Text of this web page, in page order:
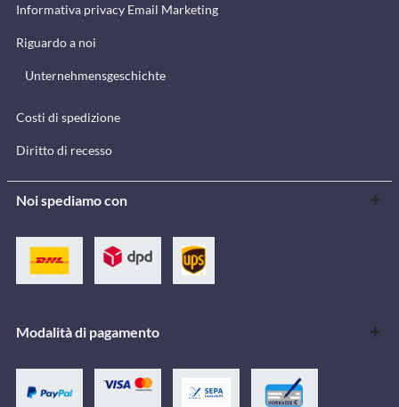
Informativa privacy Email Marketing
Riguardo a noi
Unternehmensgeschichte
Costi di spedizione
Diritto di recesso
Noi spediamo con
Modalità di pagamento